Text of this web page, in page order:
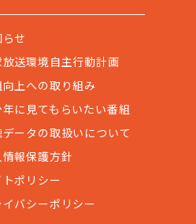
せ
送環境自主行動計画
上への取り組み
に見てもらいたい番組
ータの取扱いについて
報保護方針
ポリシー
バシーポリシー